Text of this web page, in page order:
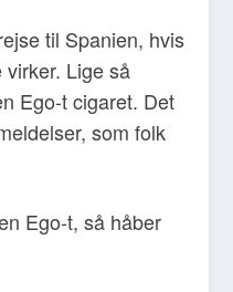
til Spanien, hvis
Lige så
Ego-t cigaret. Det
som folk
Ego-t, så håber